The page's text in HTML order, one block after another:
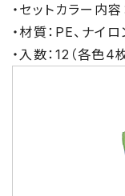
・セットカラー内容
・材質：PE、ナイロ
・入数：12（各色4枚